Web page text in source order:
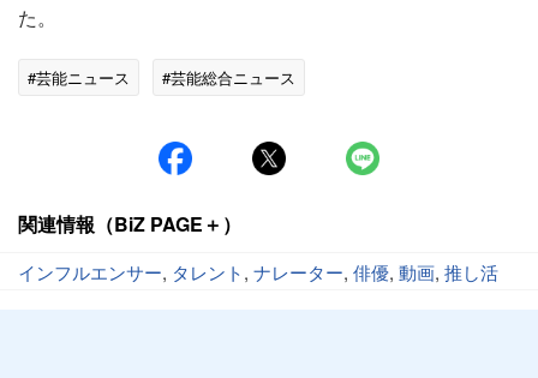
た。
#芸能ニュース #芸能総合ニュース
関連情報（BiZ PAGE＋）
インフルエンサー, タレント, ナレーター, 俳優, 動画, 推し活